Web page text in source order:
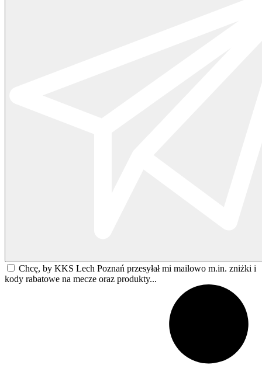
Chcę, by KKS Lech Poznań przesyłał mi mailowo m.in. zniżki i
kody rabatowe na mecze oraz produkty...